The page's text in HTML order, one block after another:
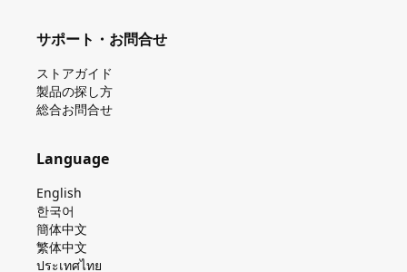
サポート・お問合せ
ストアガイド
製品の探し⽅
総合お問合せ
Language
English
한국어
簡体中文
繁体中文
ประเทศไทย